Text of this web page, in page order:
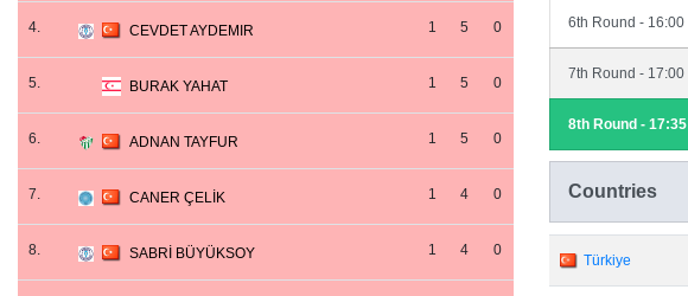
4. CEVDET AYDEMIR 1 5 0
5. BURAK YAHAT 1 5 0
6. ADNAN TAYFUR 1 5 0
7. CANER ÇELİK 1 4 0
8. SABRİ BÜYÜKSOY 1 4 0
6th Round - 16:00
7th Round - 17:00
8th Round - 17:35
Countries
Türkiye